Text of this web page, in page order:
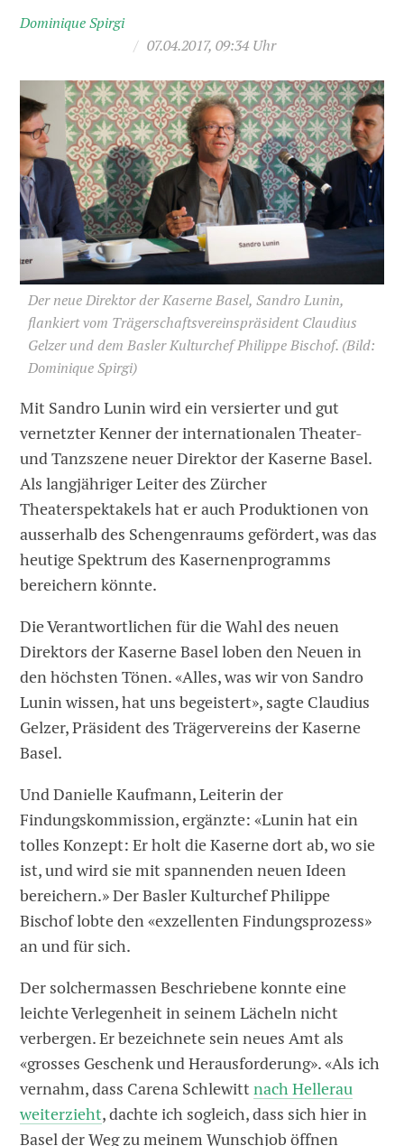
Dominique Spirgi
/ 07.04.2017, 09:34 Uhr
Der neue Direktor der Kaserne Basel, Sandro Lunin,
flankiert vom Trägerschaftsvereinspräsident Claudius
Gelzer und dem Basler Kulturchef Philippe Bischof. (Bild:
Dominique Spirgi)
Mit Sandro Lunin wird ein versierter und gut
vernetzter Kenner der internationalen Theater-
und Tanzszene neuer Direktor der Kaserne Basel.
Als langjähriger Leiter des Zürcher
Theaterspektakels hat er auch Produktionen von
ausserhalb des Schengenraums gefördert, was das
heutige Spektrum des Kasernenprogramms
bereichern könnte.
Die Verantwortlichen für die Wahl des neuen
Direktors der Kaserne Basel loben den Neuen in
den höchsten Tönen. «Alles, was wir von Sandro
Lunin wissen, hat uns begeistert», sagte Claudius
Gelzer, Präsident des Trägervereins der Kaserne
Basel.
Und Danielle Kaufmann, Leiterin der
Findungskommission, ergänzte: «Lunin hat ein
tolles Konzept: Er holt die Kaserne dort ab, wo sie
ist, und wird sie mit spannenden neuen Ideen
bereichern.» Der Basler Kulturchef Philippe
Bischof lobte den «exzellenten Findungsprozess»
an und für sich.
Der solchermassen Beschriebene konnte eine
leichte Verlegenheit in seinem Lächeln nicht
verbergen. Er bezeichnete sein neues Amt als
«grosses Geschenk und Herausforderung». «Als ich
vernahm, dass Carena Schlewittnach Hellerau
weiterzieht, dachte ich sogleich, dass sich hier in
Basel der Weg zu meinem Wunschjob öffnen